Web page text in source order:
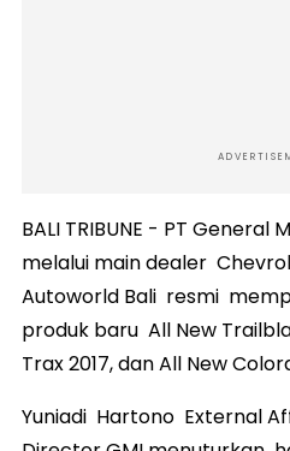
BALI TRIBUNE - PT General
melalui main dealer
Autoworld Bali resmi
produk baru All New
Trax 2017, dan All New
Yuniadi Hartono External